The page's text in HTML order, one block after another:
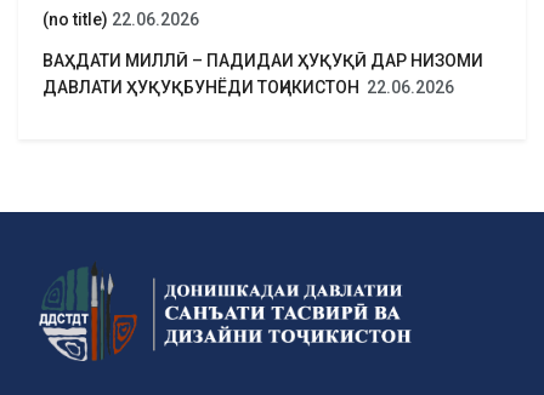
(no title) 22.06.2026
ВАҲДАТИ МИЛЛӢ – ПАДИДАИ ҲУҚУҚӢ ДАР НИЗОМИ
ДАВЛАТИ ҲУҚУҚБУНЁДИ ТОҶИКИСТОН 22.06.2026